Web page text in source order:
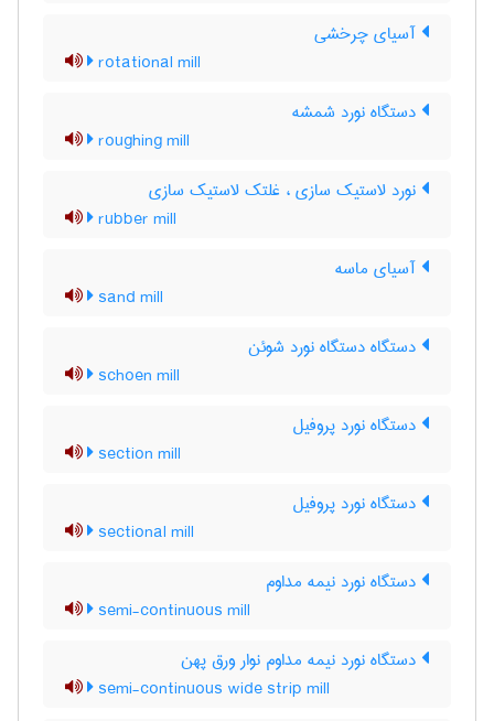
آسیای چرخشی
rotational mill
دستگاه نورد شمشه
roughing mill
نورد لاستیک سازی ، غلتک لاستیک سازی
rubber mill
آسیای ماسه
sand mill
دستگاه دستگاه نورد شوئن
schoen mill
دستگاه نورد پروفیل
section mill
دستگاه نورد پروفیل
sectional mill
دستگاه نورد نیمه مداوم
semi-continuous mill
دستگاه نورد نیمه مداوم نوار ورق پهن
semi-continuous wide strip mill